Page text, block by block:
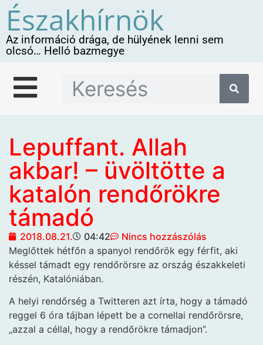
Északhírnök
Az információ drága, de hülyének lenni sem
olcsó… Helló bazmegye
Lepuffant. Allah
akbar! – üvöltötte a
katalón rendőrökre
támadó
2018.08.21. 04:42
Nincs hozzászólás
Meglőttek hétfőn a spanyol rendőrök egy férfit, aki
késsel támadt egy rendőrörsre az ország északkeleti
részén, Katalóniában.
A helyi rendőrség a Twitteren azt írta, hogy a támadó
reggel 6 óra tájban lépett be a cornellai rendőrörsre,
„azzal a céllal, hogy a rendőrökre támadjon”.